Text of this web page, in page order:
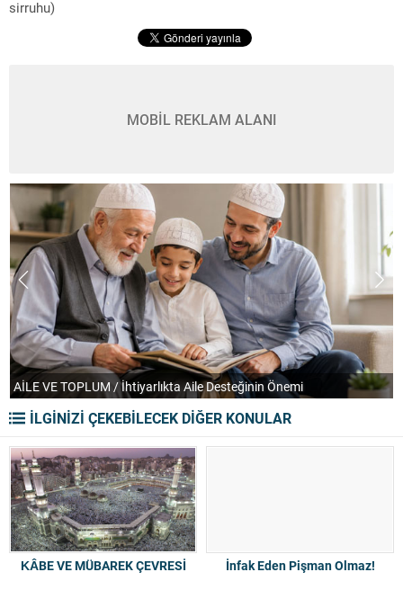
sirruhu)
MOBİL REKLAM ALANI
AİLE VE TOPLUM / İhtiyarlıkta Aile Desteğinin Önemi
İLGİNİZİ ÇEKEBİLECEK DİĞER KONULAR
KÂBE VE MÜBAREK ÇEVRESİ İnfak Eden Pişman Olmaz!